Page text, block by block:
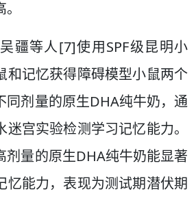
疆等人[7]使用SPF级昆明小
和记忆获得障碍模型小鼠两个
同剂量的原生DHA纯牛奶，通
宫实验检测学习记忆能力。
剂量的原生DHA纯牛奶能显著
忆能力，表现为测试期潜伏期